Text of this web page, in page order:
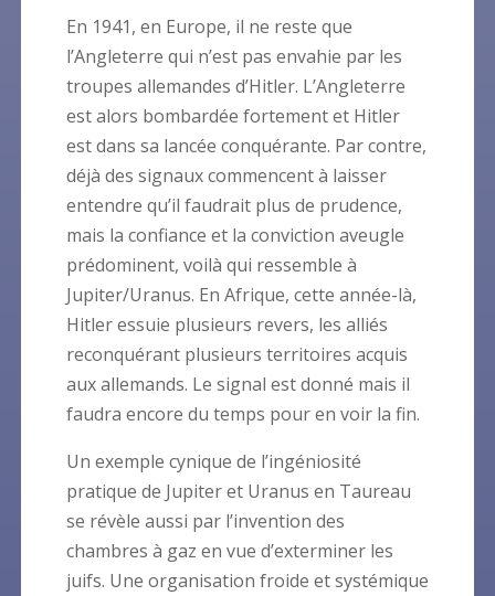
En 1941, en Europe, il ne reste que
l’Angleterre qui n’est pas envahie par les
troupes allemandes d’Hitler. L’Angleterre
est alors bombardée fortement et Hitler
est dans sa lancée conquérante. Par contre,
déjà des signaux commencent à laisser
entendre qu’il faudrait plus de prudence,
mais la confiance et la conviction aveugle
prédominent, voilà qui ressemble à
Jupiter/Uranus. En Afrique, cette année-là,
Hitler essuie plusieurs revers, les alliés
reconquérant plusieurs territoires acquis
aux allemands. Le signal est donné mais il
faudra encore du temps pour en voir la fin.
Un exemple cynique de l’ingéniosité
pratique de Jupiter et Uranus en Taureau
se révèle aussi par l’invention des
chambres à gaz en vue d’exterminer les
juifs. Une organisation froide et systémique